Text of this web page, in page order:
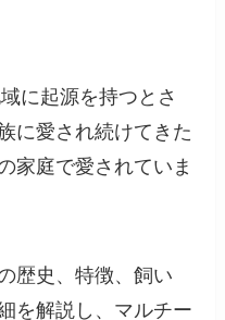
に起源を持つとさ
に愛され続けてきた
家庭で愛されていま
歴史、特徴、飼い
を解説し、マルチー